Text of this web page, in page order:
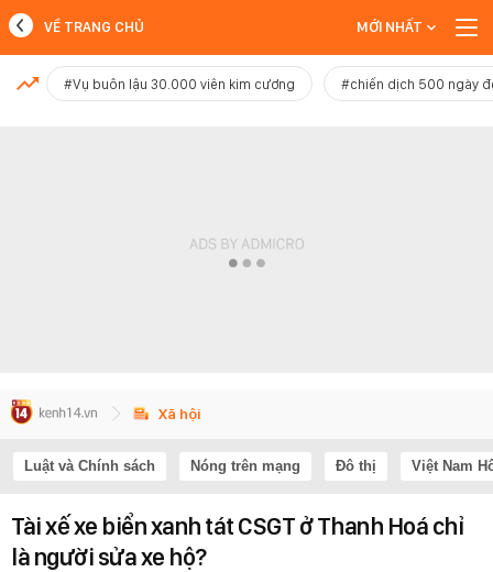
MỚI NHẤT
VỀ TRANG CHỦ MỚI NHẤT
#Vụ buôn lậu 30.000 viên kim cương #chiến dịch 500 ngày
Xã hội
Luật và Chính sách Nóng trên mạng Đô thị Việt Nam
Tài xế xe biển xanh tát CSGT ở Thanh Hoá chỉ
là người sửa xe hộ?